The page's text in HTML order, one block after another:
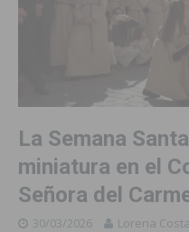
La Semana
miniatura en el
Señora del
30/03/2026 Lorena